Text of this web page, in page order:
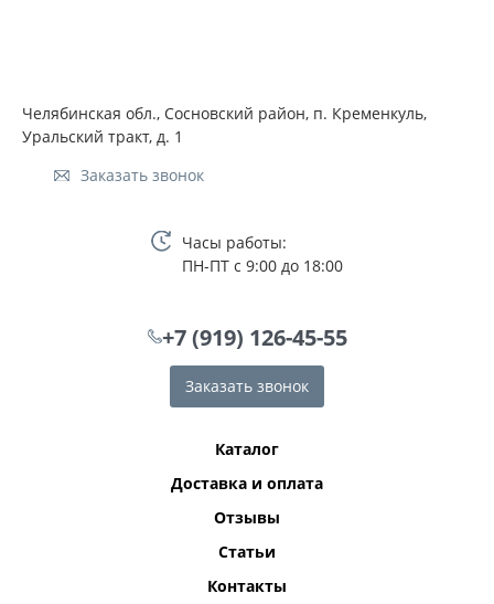
Челябинская обл., Сосновский район, п. Кременкуль,
Уральский тракт, д. 1
Заказать звонок
Часы работы:
ПН-ПТ с 9:00 до 18:00
+7 (919) 126-45-55
Заказать звонок
Каталог
Доставка и оплата
Отзывы
Статьи
Контакты